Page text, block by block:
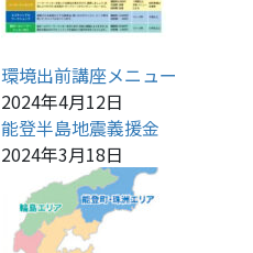
環境出前講座メニュー
2024年4月12日
能登半島地震義援金
2024年3月18日